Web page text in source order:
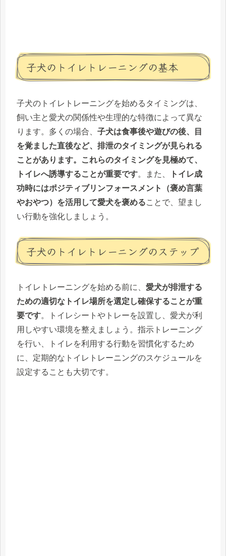
子犬のトイレトレーニングの基本
子犬のトイレトレーニングを始めるタイミングは、
飼い主と愛犬の関係性や生理的な特徴によって異な
ります。多くの場合、 子犬は食事後や遊びの後、目
を覚ました直後など、排泄のタイミングが見られる
ことがあります。これらのタイミングを見極めて、
トイレへ誘導することが重要です。また、
トイレ成
功時にはポジティブリンフォースメント（褒め言葉
やおやつ）を活用して愛犬を褒めることで、望まし
い行動を強化しましょう。
子犬のトイレトレーニングのステップ
トイレトレーニングを始める前に、 愛犬が排泄する
ための適切なトイレ場所を選定し確保することが重
要です。トイレシートやトレーを設置し、愛犬が利
用しやすい環境を整えましょう。指示トレーニング
を行い、トイレを利用する行動を習慣化するため
に、定期的なトイレトレーニングのスケジュールを
設定することも大切です。